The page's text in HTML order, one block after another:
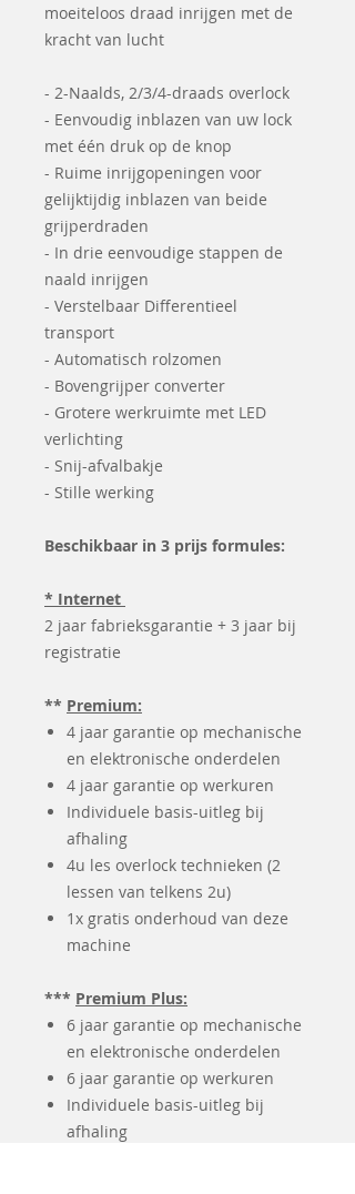
moeiteloos draad inrijgen met de
kracht van lucht
- 2-Naalds, 2/3/4-draads overlock
- Eenvoudig inblazen van uw lock
met één druk op de knop
- Ruime inrijgopeningen voor
gelijktijdig inblazen van beide
grijperdraden
- In drie eenvoudige stappen de
naald inrijgen
- Verstelbaar Differentieel
transport
- Automatisch rolzomen
- Bovengrijper converter
- Grotere werkruimte met LED
verlichting
- Snij-afvalbakje
- Stille werking
Beschikbaar in 3 prijs formules:
* Internet
2 jaar fabrieksgarantie + 3 jaar bij
registratie
** Premium:
4 jaar garantie op mechanische
en elektronische onderdelen
4 jaar garantie op werkuren
Individuele basis-uitleg bij
afhaling
4u les overlock technieken (2
lessen van telkens 2u)
1x gratis onderhoud van deze
machine
*** Premium Plus:
6 jaar garantie op mechanische
en elektronische onderdelen
6 jaar garantie op werkuren
Individuele basis-uitleg bij
afhaling